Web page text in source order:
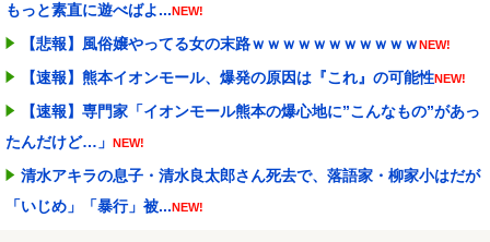
もっと素直に遊べばよ...NEW!
【悲報】風俗嬢やってる女の末路ｗｗｗｗｗｗｗｗｗｗｗNEW!
【速報】熊本イオンモール、爆発の原因は『これ』の可能性NEW!
【速報】専門家「イオンモール熊本の爆心地に”こんなもの”があっ
たんだけど…」 NEW!
清水アキラの息子・清水良太郎さん死去で、落語家・柳家小はだが
「いじめ」「暴行」被...NEW!